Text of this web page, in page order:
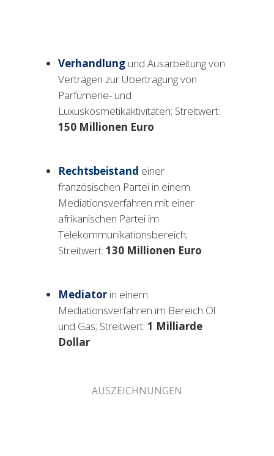
Verhandlung und Ausarbeitung von
Verträgen zur Übertragung von
Parfümerie- und
Luxuskosmetikaktivitäten; Streitwert:
150 Millionen Euro
Rechtsbeistand einer
französischen Partei in einem
Mediationsverfahren mit einer
afrikanischen Partei im
Telekommunikationsbereich;
Streitwert: 130 Millionen Euro
Mediator in einem
Mediationsverfahren im Bereich Öl
und Gas; Streitwert: 1 Milliarde
Dollar
AUSZEICHNUNGEN